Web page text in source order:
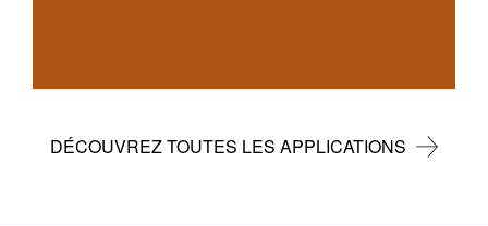
DÉCOUVREZ TOUTES LES APPLICATIONS